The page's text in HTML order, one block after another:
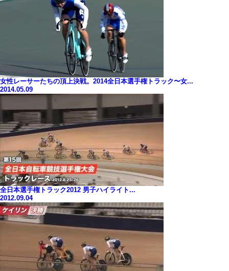
女性レーサーたちの頂上決戦。2014全日本選手権トラック〜女...
2014.05.09
全日本選手権トラック2012 男子ハイライト...
2012.09.04